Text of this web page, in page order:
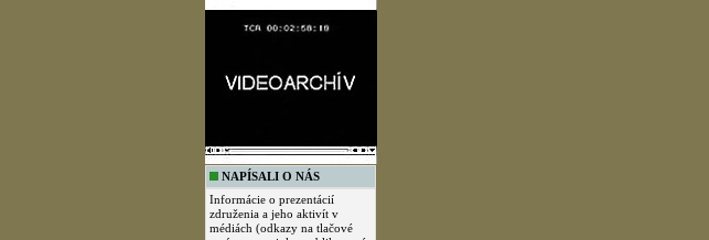
NAPÍSALI O NÁS
Informácie o prezentácií
združenia a jeho aktivít v
médiách (odkazy na tlačové